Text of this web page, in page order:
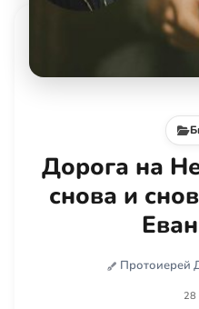
Дорога на
снова и
Протоиерей
28